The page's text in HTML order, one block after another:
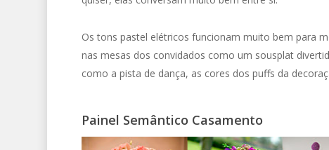
Os tons pastel elétricos funcionam muito bem para
nas mesas dos convidados como um sousplat
como a pista de dança, as cores dos puffs da
Painel Semântico Casamento